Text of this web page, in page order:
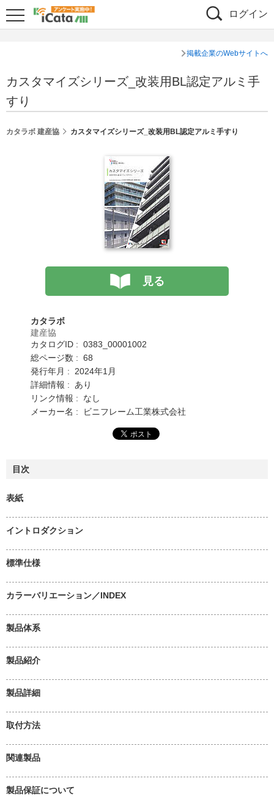
ログイン
掲載企業のWebサイトへ
カスタマイズシリーズ_改装用BL認定アルミ手
すり
カタラボ 建産協 カスタマイズシリーズ_改装用BL認定アルミ手すり
見る
カタラボ
建産協
カタログID : 0383_00001002
総ページ数 : 68
発行年月 : 2024年1月
詳細情報 : あり
リンク情報 : なし
メーカー名 : ビニフレーム工業株式会社
目次
表紙
イントロダクション
標準仕様
カラーバリエーション／INDEX
製品体系
製品紹介
製品詳細
取付方法
関連製品
製品保証について